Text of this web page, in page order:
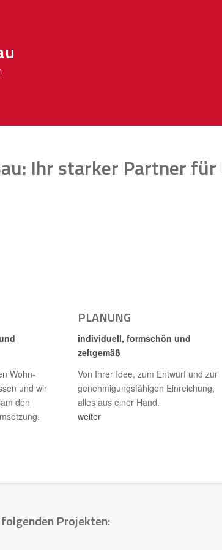
Ihr starker Partner für
Wohn-
und wir
den
PLANUNG
individuell, formschön und
zeitgemäß
Von Ihrer Idee, zum Entwurf und zur
genehmigungsfähigen Einreichung,
alles aus einer Hand.
weiter
Projekten: